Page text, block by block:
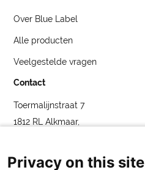
Over Blue Label
Alle producten
Veelgestelde vragen
Contact
Toermalijnstraat 7
1812 RL Alkmaar,
service@bybluelabel.com
Privacy on this site